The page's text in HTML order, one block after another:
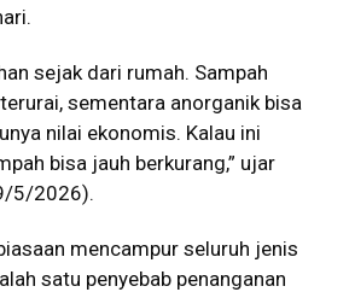
sejak dari rumah. Sampah
sementara anorganik bisa
nilai ekonomis. Kalau ini
bisa jauh berkurang,” ujar
5/2026).
mencampur seluruh jenis
satu penyebab penanganan